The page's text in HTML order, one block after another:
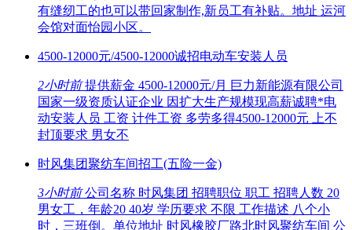
有缝纫工的也可以带回家制作,新员工有补贴。地址 运河
会馆对面怡园小区。
4500-12000元/4500-12000诚招电动车安装人员
2小时前提供薪金 4500-12000元/月 巨力新能源有限公司
国家一级资质认证企业 因扩大生产规模现高薪诚聘*电
动安装人员 工资 计件工资 多劳多得4500-12000元 上不
封顶要求 男女不
时风集团聚纺车间招工(五险一金)
3小时前公司名称 时风集团 招聘职位 职工 招聘人数 20
男女工，年龄20 40岁 学历要求 不限 工作描述 八个小
时，三班倒。单位地址 时风橡胶厂路北时风聚纺车间 公